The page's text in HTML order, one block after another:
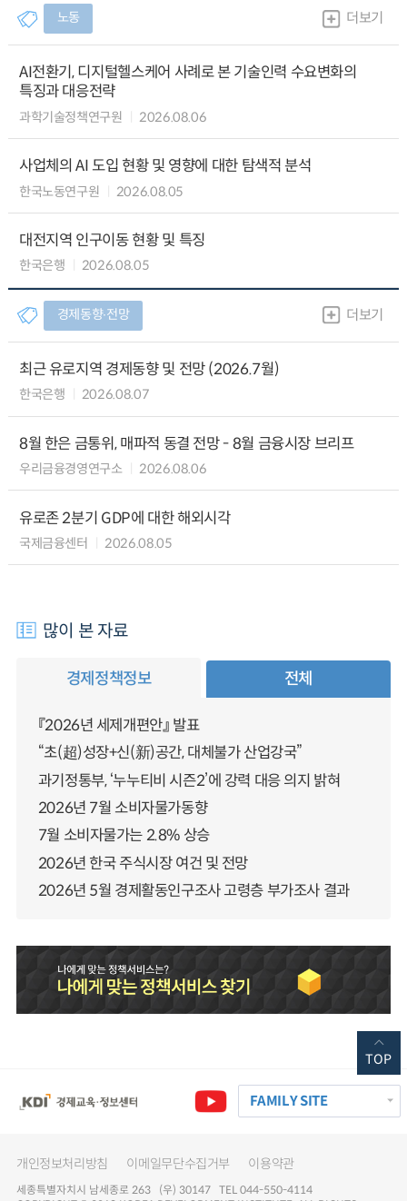
노동 더보기
AI전환기, 디지털헬스케어 사례로 본 기술인력 수요변화의
특징과 대응전략
과학기술정책연구원 2026.08.06
사업체의 AI 도입 현황 및 영향에 대한 탐색적 분석
한국노동연구원 2026.08.05
대전지역 인구이동 현황 및 특징
한국은행 2026.08.05
경제동향∙전망 더보기
최근 유로지역 경제동향 및 전망 (2026.7월)
한국은행 2026.08.07
8월 한은 금통위, 매파적 동결 전망 - 8월 금융시장 브리프
우리금융경영연구소 2026.08.06
유로존 2분기 GDP에 대한 해외시각
국제금융센터 2026.08.05
많이 본 자료
경제정책정보 전체
『2026년 세제개편안』 발표
“초(超)성장+신(新)공간, 대체불가 산업강국”
과기정통부, ‘누누티비 시즌2’에 강력 대응 의지 밝혀
2026년 7월 소비자물가동향
7월 소비자물가는 2.8% 상승
2026년 한국 주식시장 여건 및 전망
2026년 5월 경제활동인구조사 고령층 부가조사 결과
FAMILY SITE
개인정보처리방침 이메일무단수집거부 이용약관
세종특별자치시 남세종로 263 (우) 30147 TEL 044-550-4114
TOP